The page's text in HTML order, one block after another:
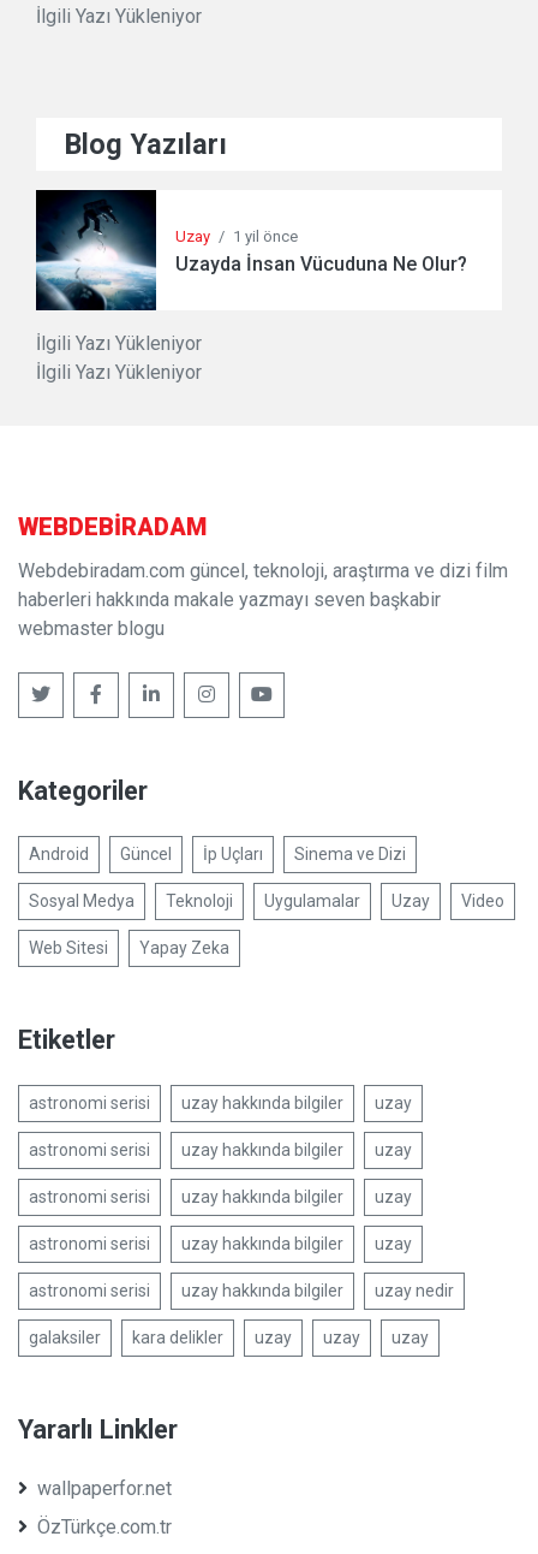
İlgili Yazı Yükleniyor
Blog Yazıları
Uzay / 1 yil önce
Uzayda İnsan Vücuduna Ne Olur?
İlgili Yazı Yükleniyor
İlgili Yazı Yükleniyor
WEBDEBIRADAM
Webdebiradam.com güncel, teknoloji, araştırma ve dizi film
haberleri hakkında makale yazmayı seven başkabir
webmaster blogu
Kategoriler
Android Güncel İp Uçları Sinema ve Dizi
Sosyal Medya Teknoloji Uygulamalar Uzay Video
Web Sitesi Yapay Zeka
Etiketler
astronomi serisi uzay hakkında bilgiler uzay
astronomi serisi uzay hakkında bilgiler uzay
astronomi serisi uzay hakkında bilgiler uzay
astronomi serisi uzay hakkında bilgiler uzay
astronomi serisi uzay hakkında bilgiler uzay nedir
galaksiler kara delikler uzay uzay uzay
Yararlı Linkler
wallpaperfor.net
ÖzTürkçe.com.tr